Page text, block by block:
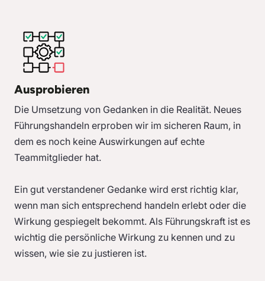
Ausprobieren
Die Umsetzung von Gedanken in die Realität. Neues
Führungshandeln erproben wir im sicheren Raum, in
dem es noch keine Auswirkungen auf echte
Teammitglieder hat.
Ein gut verstandener Gedanke wird erst richtig klar,
wenn man sich entsprechend handeln erlebt oder die
Wirkung gespiegelt bekommt. Als Führungskraft ist es
wichtig die persönliche Wirkung zu kennen und zu
wissen, wie sie zu justieren ist.